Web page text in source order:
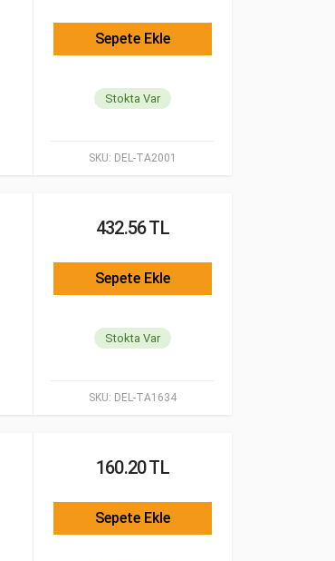
SKU: DEL-TA2001
Sepete Ekle
Stokta Var
SKU: DEL-TA1634
432.56 TL
Sepete Ekle
Stokta Var
160.20 TL
Sepete Ekle